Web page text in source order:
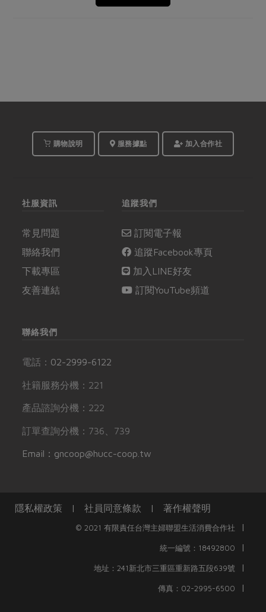
購物說明 服務據點 加入合作社
社服資訊
常見問題
聯絡我們
下載專區
友善連結
追蹤我們
訂閱電子報
追蹤Facebook專頁
加入LINE好友
訂閱YouTube頻道
聯絡我們
電話： 02-2999-6122
社籍服務分機：221
產品諮詢分機：222
訂單查詢分機：736、739
Email：gncoop@hucc-coop.tw
隱私權政策 | 社員同意條款 | 著作權聲明
© 2021 有限責任台灣主婦聯盟生活消費合作社 |
統一編號：18492800 |
地址：241新北市三重區重新路五段639號 |
傳真：02-2995-6500 |